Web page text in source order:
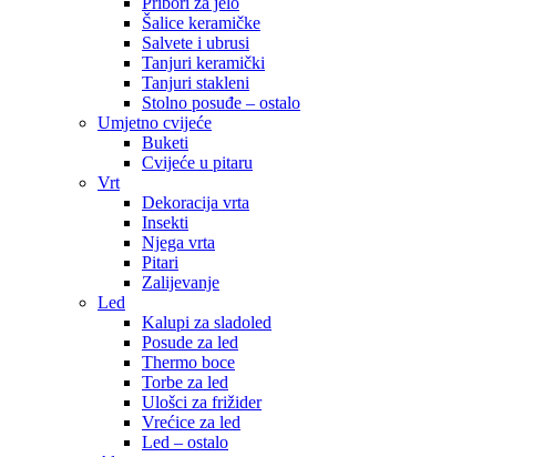
Šalice keramičke
Salvete i ubrusi
Tanjuri keramički
Tanjuri stakleni
Stolno posuđe – ostalo
Umjetno cvijeće
Buketi
Cvijeće u pitaru
Vrt
Dekoracija vrta
Insekti
Njega vrta
Pitari
Zalijevanje
Led
Kalupi za sladoled
Posude za led
Thermo boce
Torbe za led
Ulošci za frižider
Vrećice za led
Led – ostalo